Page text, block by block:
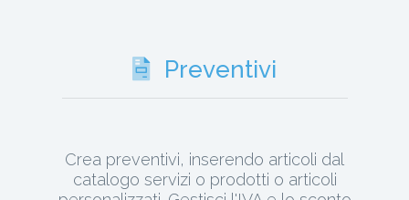
Preventivi
Crea preventivi, inserendo articoli dal
catalogo servizi o prodotti o articoli